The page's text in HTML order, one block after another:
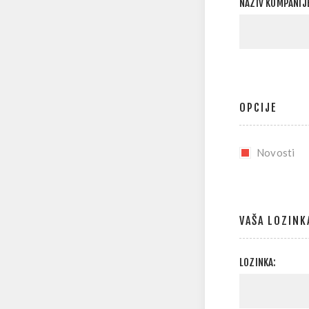
NAZIV
OPCIJE
Novosti
VAŠA
LOZINKA: